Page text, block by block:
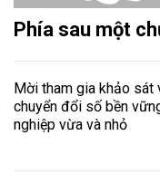
Phía sau một
Mời tham gia khảo sát
chuyển đổi số bền
nghiệp vừa và nhỏ